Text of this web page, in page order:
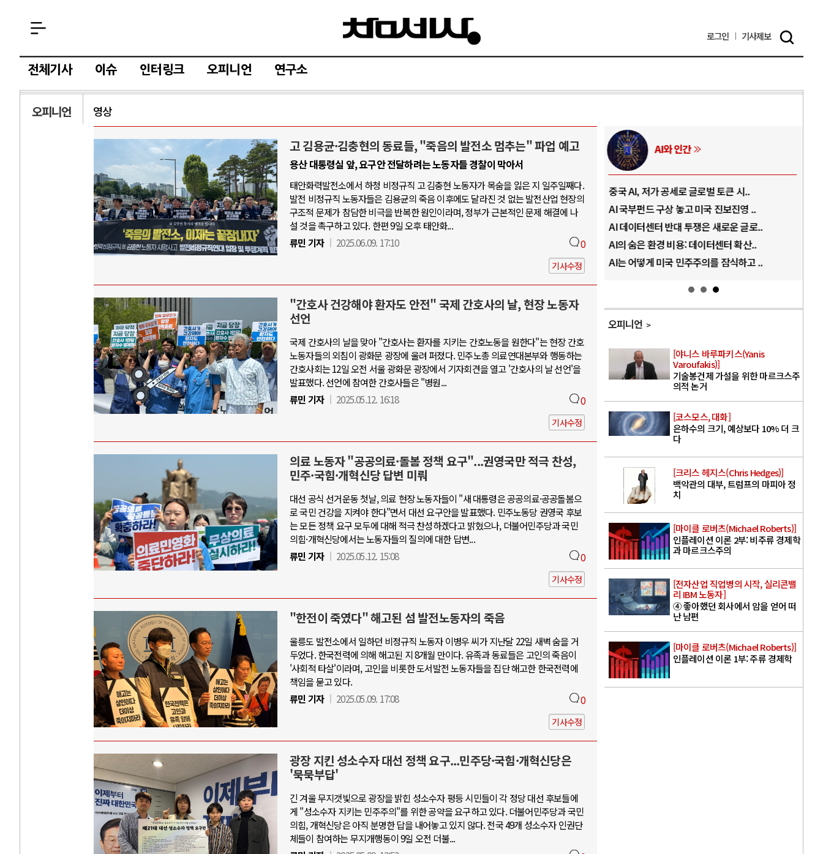
로그인 기사제보
전체기사 이슈 인터링크 오피니언 연구소
오피니언 영상
고 김용균·김충현의 동료들, "죽음의 발전소 멈추는" 파업 예고
용산 대통령실 앞, 요구안 전달하려는 노동자들 경찰이 막아서
태안화력발전소에서 하청 비정규직 고 김충현 노동자가 목숨을 잃은 지 일주일째다.
발전 비정규직 노동자들은 김용균의 죽음 이후에도 달라진 것 없는 발전산업 현장의
구조적 문제가 참담한 비극을 반복한 원인이라며, 정부가 근본적인 문제 해결에 나
설 것을 촉구하고 있다. 한편 9일 오후 태안화...
류민 기자
2025.06.09. 17:10 0
기사수정
"간호사 건강해야 환자도 안전" 국제 간호사의 날, 현장 노동자
선언
국제 간호사의 날을 맞아 "간호사는 환자를 지키는 간호노동을 원한다"는 현장 간호
노동자들의 외침이 광화문 광장에 울려 퍼졌다. 민주노총 의료연대본부와 행동하는
간호사회는 12일 오전 서울 광화문 광장에서 기자회견을 열고 '간호사의 날 선언'을
발표했다. 선언에 참여한 간호사들은 "병원...
류민 기자
2025.05.12. 16:18 0
기사수정
의료 노동자 "공공의료·돌봄 정책 요구"...권영국만 적극 찬성,
민주·국힘·개혁신당 답변 미뤄
대선 공식 선거운동 첫날, 의료 현장 노동자들이 "새 대통령은 공공의료·공공돌봄으
로 국민 건강을 지켜야 한다"면서 대선 요구안을 발표했다. 민주노동당 권영국 후보
는 모든 정책 요구 모두에 대해 적극 찬성하겠다고 밝혔으나, 더불어민주당과 국민
의힘·개혁신당에서는 노동자들의 질의에 대한 답변...
류민 기자
2025.05.12. 15:08 0
기사수정
"한전이 죽였다" 해고된 섬 발전노동자의 죽음
울릉도 발전소에서 일하던 비정규직 노동자 이병우 씨가 지난달 22일 새벽 숨을 거
두었다. 한국전력에 의해 해고된 지 8개월 만이다. 유족과 동료들은 고인의 죽음이
'사회적 타살'이라며, 고인을 비롯한 도서발전 노동자들을 집단 해고한 한국전력에
책임을 묻고 있다.
류민 기자
2025.05.09. 17:08 0
기사수정
광장 지킨 성소수자 대선 정책 요구...민주당·국힘·개혁신당은
'묵묵부답'
긴 겨울 무지갯빛으로 광장을 밝힌 성소수자 평등 시민들이 각 정당 대선 후보들에
게 "성소수자 지키는 민주주의"를 위한 공약을 요구하고 있다. 더불어민주당과 국민
의힘, 개혁신당은 아직 분명한 답을 내어놓고 있지 않다. 전국 49개 성소수자 인권단
체들이 참여하는 무지개행동이 9일 오전 더불...
AI와 인간
중국 AI, 저가 공세로 글로벌 토큰 시..
AI 국부펀드 구상 놓고 미국 진보진영 ..
AI 데이터센터 반대 투쟁은 새로운 글로..
AI는 어떻게 미국 민주주의를 잠식하고 ..
러시아-우크라이나 전쟁
전쟁의 추상화: 우크라이나, 대리전의 역..
EU·우크라이나 드론 협력 직후, 러시아..
나토, 우크라 군사지원 2027년까지 공..
우크라이나, 덴마크, 에스토니아, 네덜란..
러·우크라, 대규모 공습 주고받아…민간 ..
오피니언
[야니스 바루파키스(Yanis
Varoufakis)]
기술봉건제 가설을 위한 마르크스주
의적 논거
[코스모스, 대화]
은하수의 크기, 예상보다 10% 더 크
다
[크리스 헤지스(Chris Hedges)]
백악관의 대부, 트럼프의 마피아 정
치
[마이클 로버츠(Michael Roberts)]
인플레이션 이론 2부: 비주류 경제학
과 마르크스주의
[전자산업 직업병의 시작, 실리콘밸
리 IBM 노동자]
④ 좋아했던 회사에서 암을 얻어 떠
난 남편
[마이클 로버츠(Michael Roberts)]
인플레이션 이론 1부: 주류 경제학